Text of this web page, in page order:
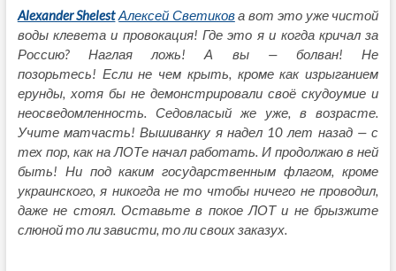
Alexander Shelest Алексей Светикова вот это уже чистой
воды клевета и провокация! Где это я и когда кричал за
Россию? Наглая ложь!А вы — болван! Не
позорьтесь! Если не чем крыть, кроме какизрыганием
ерунды, хотя бы не демонстрировалисвоё скудоумие и
неосведомленность. Седовласый же уже, в возрасте.
Учите матчасть! Вышиванку я надел 10 лет назад — с
тех пор, как на ЛОТе начал работать. И продолжаю в ней
быть! Ни под каким государственным флагом, кроме
украинского, я никогда не то чтобы ничего не проводил,
даже не стоял. Оставьте в покое ЛОТ и не брызжите
слюной то ли зависти, то ли своих заказух.